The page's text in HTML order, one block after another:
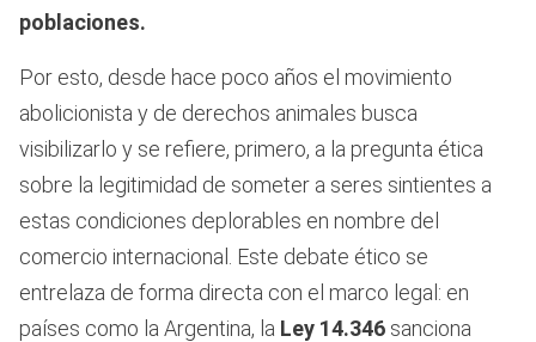
poblaciones.
Por esto, desde hace poco años el movimiento
abolicionista y de derechos animales busca
visibilizarlo y se refiere, primero, a la pregunta ética
sobre la legitimidad de someter a seres sintientes a
estas condiciones deplorables en nombre del
comercio internacional. Este debate ético se
entrelaza de forma directa con el marco legal: en
países como la Argentina, la Ley 14.346 sanciona